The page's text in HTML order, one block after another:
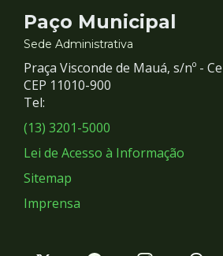
Contato
e
Redes
Sociais
Paço Municipal
Sede Administrativa
Praça Visconde de Mauá, s/nº -
CEP 11010-900
Tel:
(13) 3201-5000
Lei de Acesso à Informação
Sitemap
Imprensa